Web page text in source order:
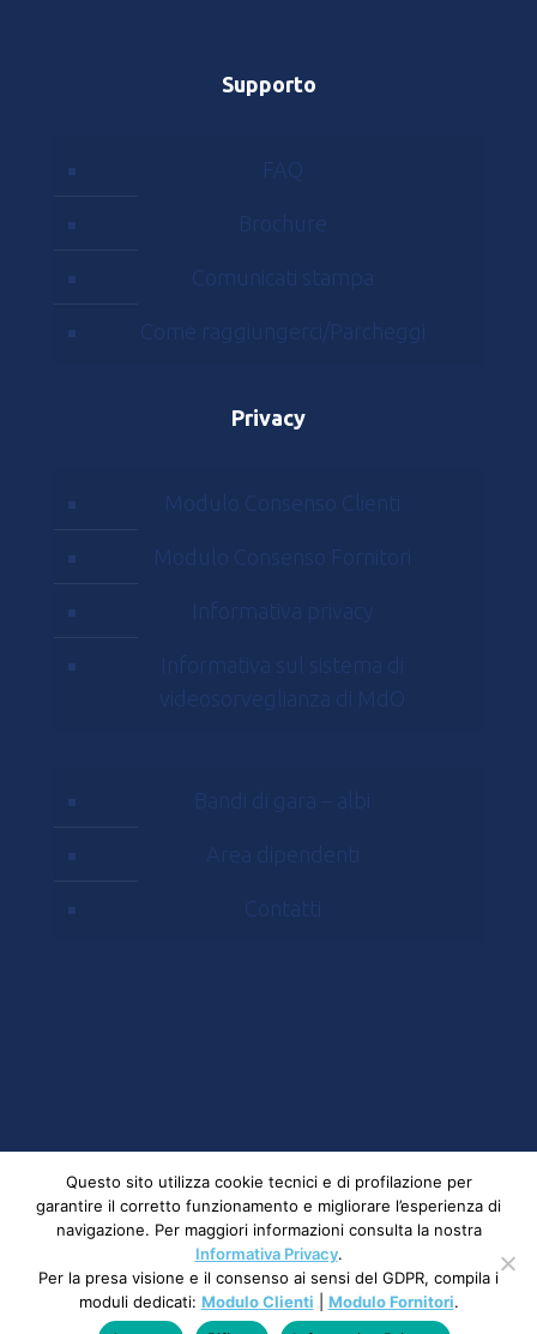
Supporto
FAQ
Brochure
Comunicati stampa
Come raggiungerci/Parcheggi
Privacy
Modulo Consenso Clienti
Modulo Consenso Fornitori
Informativa privacy
Informativa sul sistema di
videosorveglianza di MdO
Bandi di gara – albi
Area dipendenti
Contatti
© 2023 Mostra D'Oltremare - Via J.F. Kennedy, 54
- 80125, Napoli | All rights reserved Partita Iva e
CF: 00284210630 |Privacy
Questo sito utilizza cookie tecnici e di profilazione per
garantire il corretto funzionamento e migliorare l’esperienza di
navigazione. Per maggiori informazioni consulta la nostra
Informativa Privacy.
Per la presa visione e il consenso ai sensi del GDPR, compila i
moduli dedicati: Modulo Clienti Modulo Fornitori.